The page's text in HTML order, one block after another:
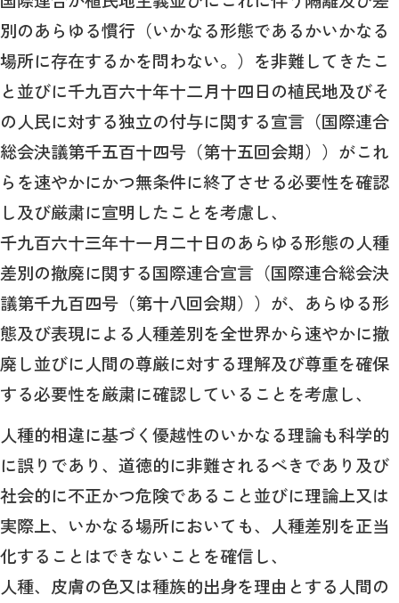
別のあらゆる慣行（いかなる形態であるかいかなる
場所に存在するかを問わない。）を非難してきたこ
と並びに千九百六十年十二月十四日の植民地及びそ
の人民に対する独立の付与に関する宣言（国際連合
総会決議第千五百十四号（第十五回会期））がこれ
らを速やかにかつ無条件に終了させる必要性を確認
し及び厳粛に宣明したことを考慮し、
千九百六十三年十一月二十日のあらゆる形態の人種
差別の撤廃に関する国際連合宣言（国際連合総会決
議第千九百四号（第十八回会期））が、あらゆる形
態及び表現による人種差別を全世界から速やかに撤
廃し並びに人間の尊厳に対する理解及び尊重を確保
する必要性を厳粛に確認していることを考慮し、
人種的相違に基づく優越性のいかなる理論も科学的
に誤りであり、道徳的に非難されるべきであり及び
社会的に不正かつ危険であること並びに理論上又は
実際上、いかなる場所においても、人種差別を正当
化することはできないことを確信し、
人種、皮膚の色又は種族的出身を理由とする人間の